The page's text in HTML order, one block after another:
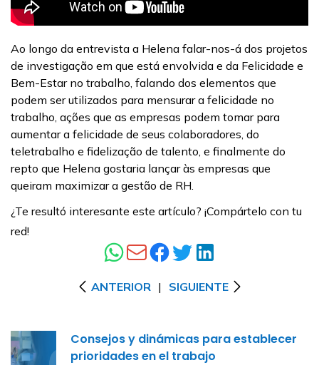
Ao longo da entrevista a Helena falar-nos-á dos projetos
de investigação em que está envolvida e da Felicidade e
Bem-Estar no trabalho, falando dos elementos que
podem ser utilizados para mensurar a felicidade no
trabalho, ações que as empresas podem tomar para
aumentar a felicidade de seus colaboradores, do
teletrabalho e fidelização de talento, e finalmente do
repto que Helena gostaria lançar às empresas que
queiram maximizar a gestão de RH.
¿Te resultó interesante este artículo? ¡Compártelo con tu
red!
ANTERIOR | SIGUIENTE
Consejos y dinámicas para establecer
prioridades en el trabajo